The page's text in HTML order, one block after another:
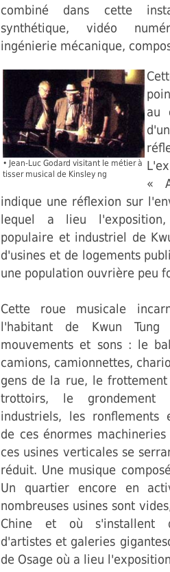
combiné dans cette
synthétique, vidéo
ingénierie mécanique,
• Jean-Luc Godard visitant le métier à
tisser musical de Kinsley ng
au
«
indique une réflexion sur
lequel a lieu
populaire et industriel de
d'usines et de logements
une population ouvrière peu
Cette roue musicale
l'habitant de Kwun Tung
mouvements et sons : le
camions, camionnettes,
gens de la rue, le
trottoirs, le grondement
industriels, les ronflements
de ces énormes
ces usines verticales se
réduit. Une musique
Un quartier encore en
nombreuses usines sont
Chine et où s'installent
d'artistes et galeries
de Osage où a lieu